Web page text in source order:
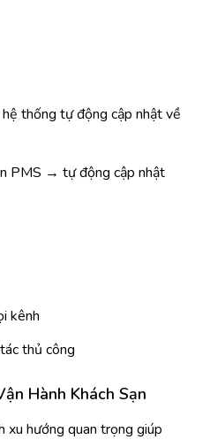
thống tự động cập nhật về
PMS → tự động cập nhật
kênh
thủ công
Hành Khách Sạn
xu hướng quan trọng giúp